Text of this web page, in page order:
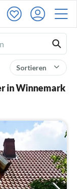
Sortieren
in Winnemark